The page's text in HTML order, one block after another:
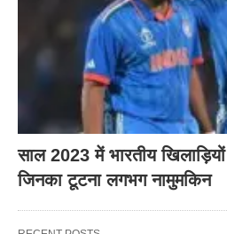
साल 2023 में भारतीय
जिनका टूटना लगभग नामुमकिन